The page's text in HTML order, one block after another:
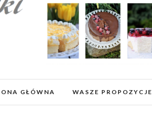
GŁÓWNA WASZE PROPOZYCJE